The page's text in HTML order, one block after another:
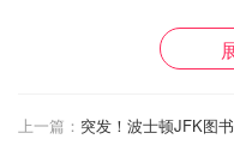
上一篇： 突发！波士顿JFK图